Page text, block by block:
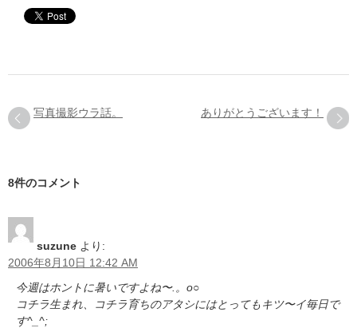
写真撮影ウラ話。 ありがとうございます！
8件のコメント
suzune より:
2006年8月10日 12:42 AM
今週はホントに暑いですよね〜.。o○
コチラ生まれ、コチラ育ちのアタシにはとってもキツ〜イ毎日で
す^_^;